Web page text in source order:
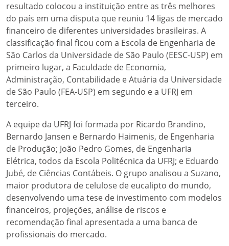
resultado colocou a instituição entre as três melhores
do país em uma disputa que reuniu 14 ligas de mercado
financeiro de diferentes universidades brasileiras. A
classificação final ficou com a Escola de Engenharia de
São Carlos da Universidade de São Paulo (EESC-USP) em
primeiro lugar, a Faculdade de Economia,
Administração, Contabilidade e Atuária da Universidade
de São Paulo (FEA-USP) em segundo e a UFRJ em
terceiro.
A equipe da UFRJ foi formada por Ricardo Brandino,
Bernardo Jansen e Bernardo Haimenis, de Engenharia
de Produção; João Pedro Gomes, de Engenharia
Elétrica, todos da Escola Politécnica da UFRJ; e Eduardo
Jubé, de Ciências Contábeis. O grupo analisou a Suzano,
maior produtora de celulose de eucalipto do mundo,
desenvolvendo uma tese de investimento com modelos
financeiros, projeções, análise de riscos e
recomendação final apresentada a uma banca de
profissionais do mercado.